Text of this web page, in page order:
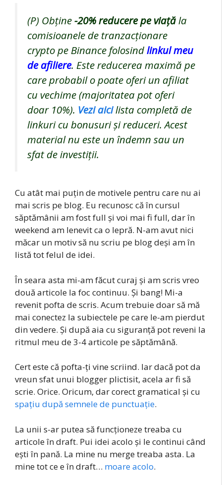
(P) Obține-20%reducere pe viațăla
comisioanele de tranzacționare
crypto pe Binance folosindlinkul meu
de afiliere. Este reducerea maximă pe
care probabil o poate oferi un afiliat
cu vechime (majoritatea pot oferi
doar 10%). Vezi aicilista completă de
linkuri cu bonusuri și reduceri. Acest
material nu este un îndemn sau un
sfat de investiții.
Cu atât mai puțin de motivele pentru care nu ai
mai scris pe blog. Eu recunosc că în cursul
săptămânii am fost full și voi mai fi full, dar în
weekend am lenevit ca o lepră. N-am avut nici
măcar un motiv să nu scriu pe blog deși am în
listă tot felul de idei.
În seara asta mi-am făcut curaj și am scris vreo
două articole la foc continuu. Și bang! Mi-a
revenit pofta de scris. Acum trebuie doar să mă
mai conectez la subiectele pe care le-am pierdut
din vedere. Și după aia cu siguranță pot reveni la
ritmul meu de 3-4 articole pe săptămână.
Cert este că pofta-ți vine scriind. Iar dacă pot da
vreun sfat unui blogger plictisit, acela ar fi să
scrie. Orice. Oricum, dar corect gramatical și cu
spațiu după semnele de punctuație.
La unii s-ar putea să funcționeze treaba cu
articole în draft. Pui idei acolo și le continui când
ești în pană. La mine nu merge treaba asta. La
mine tot ce e în draft… moare acolo.